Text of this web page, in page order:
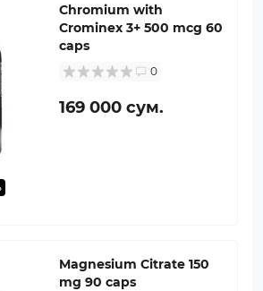
Chromium with
Crominex 3+ 500 mcg 60
caps
0
169 000 сум.
Magnesium Citrate 150
mg 90 caps